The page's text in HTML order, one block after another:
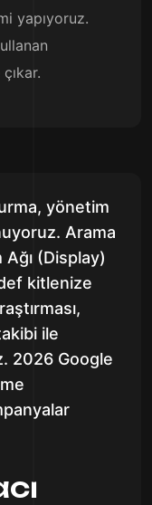
yapıyoruz.
yönetim
Arama
(Display)
kitlenize
ile
2026 Google